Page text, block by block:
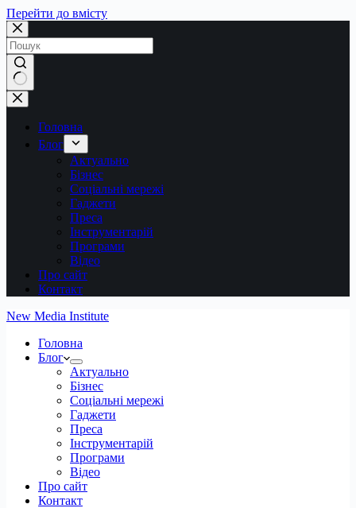
Перейти до вмісту
Немає
результатів
Головна
Блог
Актуально
Бізнес
Соціальні мережі
Гаджети
Преса
Інструментарій
Програми
Відео
Про сайт
Контакт
New Media Institute
Головна
Блог
Актуально
Бізнес
Соціальні мережі
Гаджети
Преса
Інструментарій
Програми
Відео
Про сайт
Контакт